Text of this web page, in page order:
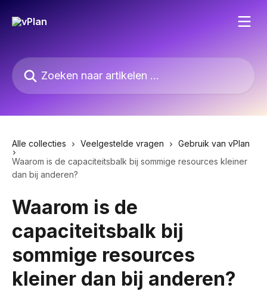
Zoeken naar artikelen ...
Alle collecties Veelgestelde vragen
Gebruik van vPlan
Waarom is de capaciteitsbalk bij sommige resources kleiner
dan bij anderen?
Waarom is de
capaciteitsbalk bij
sommige resources
kleiner dan bij anderen?